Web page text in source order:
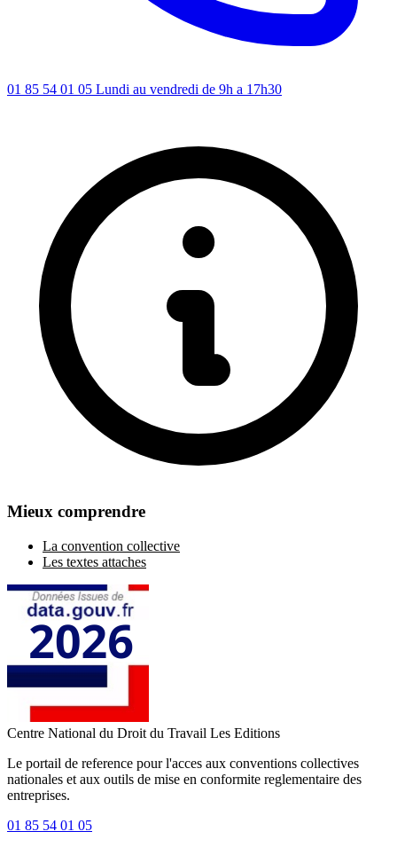
01 85 54 01 05 Lundi au vendredi de 9h a 17h30
Mieux comprendre
La convention collective
Les textes attaches
Centre National du Droit du Travail Les Editions
Le portail de reference pour l'acces aux conventions collectives
nationales et aux outils de mise en conformite reglementaire des
entreprises.
01 85 54 01 05